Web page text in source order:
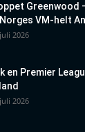
Greenwood
VM-helt
2026
en Premier
2026